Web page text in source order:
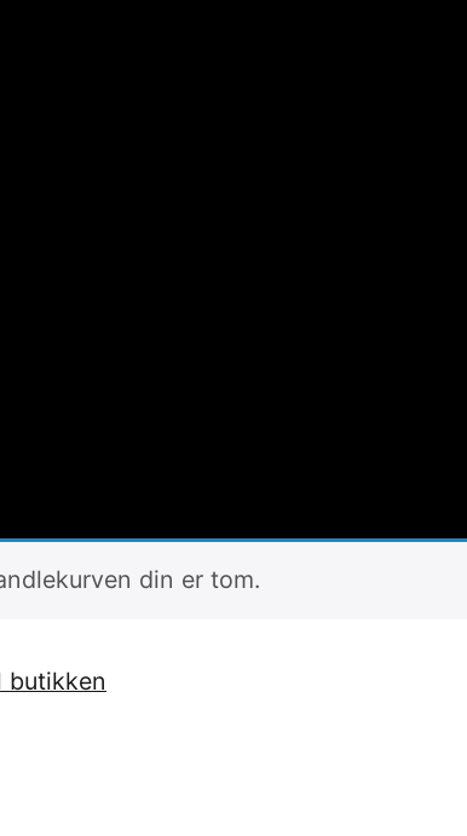
din er tom.
butikken